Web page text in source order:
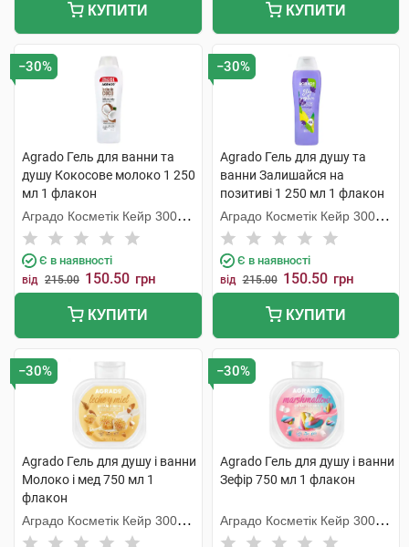
КУПИТИ КУПИТИ
−30%
Agrado Гель для ванни та
душу Кокосове молоко 1 250
мл 1 флакон
Аградо Косметік Кейр 3000
С.Л.У.
Є в наявності
від 215.00 150.50 грн
КУПИТИ
−30%
Agrado Гель для душу та
ванни Залишайся на
позитиві 1 250 мл 1 флакон
Аградо Косметік Кейр 3000
С.Л.У.
Є в наявності
від 215.00 150.50 грн
КУПИТИ
−30%
Agrado Гель для душу і ванни
Молоко і мед 750 мл 1
флакон
Аградо Косметік Кейр 3000
С.Л.У.
−30%
Agrado Гель для душу і ванни
Зефір 750 мл 1 флакон
Аградо Косметік Кейр 3000
С.Л.У.